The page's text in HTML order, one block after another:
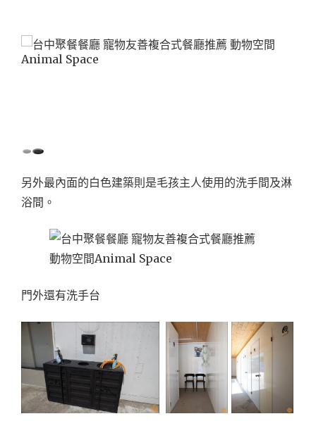
另外最內面的白色建築則是毛孩主人使用的洗手間及淋
浴間。
門外還有洗手台